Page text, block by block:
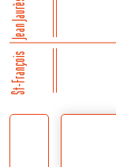
Jean Jaurès
St-François